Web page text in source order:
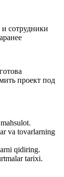
и сотрудники
проект под
va tovarlarning
qidiring.
tarixi.